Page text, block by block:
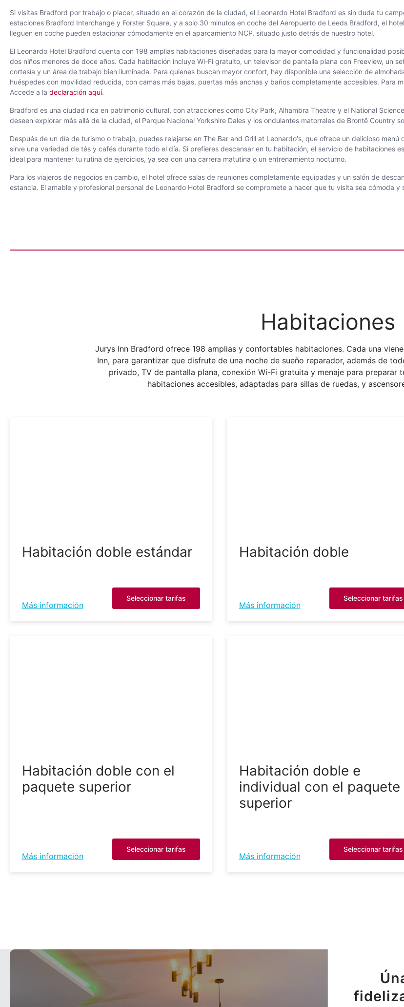
Si visitas Bradford por trabajo o placer, situado en el corazón de la ciudad, el Leonardo Hotel Bradford es sin duda tu
estaciones Bradford Interchange y Forster Square, y a solo 30 minutos en coche del Aeropuerto de Leeds Bradford, el
lleguen en coche pueden estacionar cómodamente en el aparcamiento NCP, situado justo detrás de nuestro hotel.
El Leonardo Hotel Bradford cuenta con 198 amplias habitaciones diseñadas para la mayor comodidad y funcionalidad
dos niños menores de doce años. Cada habitación incluye Wi-Fi gratuito, un televisor de pantalla plana con Freeview, un
cortesía y un área de trabajo bien iluminada. Para quienes buscan mayor confort, hay disponible una selección de
huéspedes con movilidad reducida, con camas más bajas, puertas más anchas y baños completamente accesibles. Para
Accede a la declaración aquí.
Bradford es una ciudad rica en patrimonio cultural, con atracciones como City Park, Alhambra Theatre y el National
deseen explorar más allá de la ciudad, el Parque Nacional Yorkshire Dales y los ondulantes matorrales de Brontë Country
Después de un día de turismo o trabajo, puedes relajarse en The Bar and Grill at Leonardo's, que ofrece un delicioso
sirve una variedad de tés y cafés durante todo el día. Si prefieres descansar en tu habitación, el servicio de habitaciones
ideal para mantener tu rutina de ejercicios, ya sea con una carrera matutina o un entrenamiento nocturno.
Para los viajeros de negocios en cambio, el hotel ofrece salas de reuniones completamente equipadas y un salón de
estancia. El amable y profesional personal de Leonardo Hotel Bradford se compromete a hacer que tu visita sea cómoda y
Habitaciones
Jurys Inn Bradford ofrece 198 amplias y confortables habitaciones. Cada una
Inn, para garantizar que disfrute de una noche de sueño reparador, además de
privado, TV de pantalla plana, conexión Wi-Fi gratuita y menaje para preparar
habitaciones accesibles, adaptadas para sillas de ruedas, y
Habitación doble estándar
Más información
Seleccionar tarifas
Habitación doble
Más información
Seleccionar tarifas
Habitación doble con el
paquete superior
Más información
Seleccionar tarifas
Habitación doble e
individual con el paquete
superior
Más información
Seleccionar tarifas